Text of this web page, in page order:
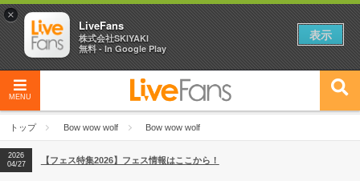
MENU
トップ Bow wow wolf Bow wow wolf
2026
04/27
2026
【ライブ動員ランキング】2026年上半期編発表！
2026
04/27
【フェス特集2026】フェス情報はここから！
×
LiveFans
株式会社SKIYAKI
無料 - In Google Play
表示